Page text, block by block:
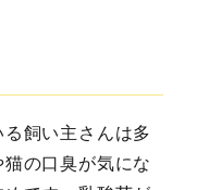
飼い主さんは多
の口臭が気にな